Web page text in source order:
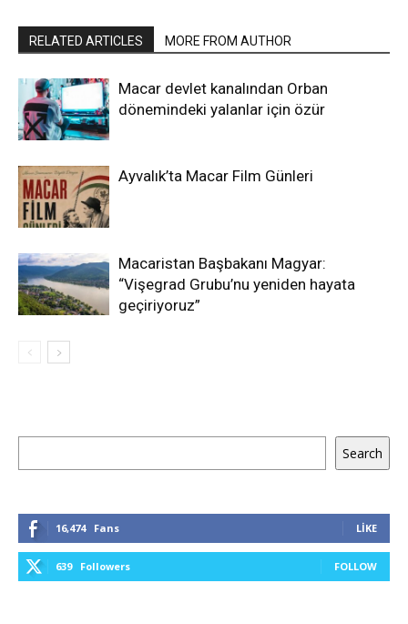
RELATED ARTICLES MORE FROM AUTHOR
Macar devlet kanalından Orban
dönemindeki yalanlar için özür
Ayvalık’ta Macar Film Günleri
Macaristan Başbakanı Magyar:
“Vişegrad Grubu’nu yeniden hayata
geçiriyoruz”
Search
16,474 Fans LIKE
639 Followers FOLLOW